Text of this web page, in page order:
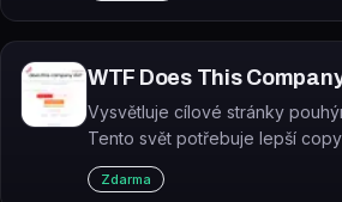
WTF Does This
Vysvětluje cílové stránky
Tento svět potřebuje lepší
stránky, ale do té doby nám
dobrý přítel - gpt-3.
Zdarma